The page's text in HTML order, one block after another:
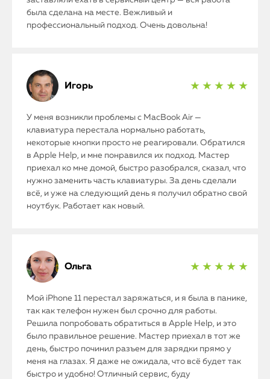
была сделана на месте. Вежливый и
профессиональный подход. Очень довольна!
Игорь ★ ★ ★ ★ ★
У меня возникли проблемы с MacBook Air —
клавиатура перестала нормально работать,
некоторые кнопки просто не реагировали. Обратился
в Apple Help, и мне понравился их подход. Мастер
приехал ко мне домой, быстро разобрался, сказал, что
нужно заменить часть клавиатуры. За день сделали
всё, и уже на следующий день я получил обратно свой
ноутбук. Работает как новый.
Ольга ★ ★ ★ ★ ★
Мой iPhone 11 перестал заряжаться, и я была в панике,
так как телефон нужен был срочно для работы.
Решила попробовать обратиться в Apple Help, и это
было правильное решение. Мастер приехал в тот же
день, быстро починил разъем для зарядки прямо у
меня на глазах. Я даже не ожидала, что всё будет так
быстро и удобно! Отличный сервис, буду